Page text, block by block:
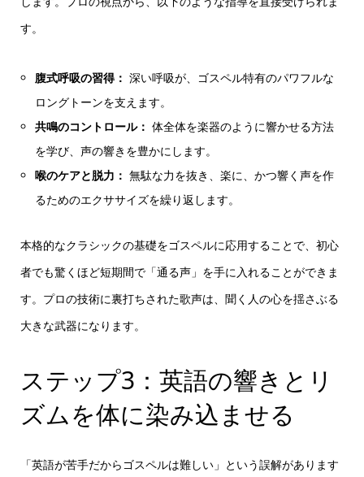
す。
腹式呼吸の習得： 深い呼吸が、ゴスペル特有のパワフルな
ロングトーンを支えます。
共鳴のコントロール： 体全体を楽器のように響かせる方法
を学び、声の響きを豊かにします。
喉のケアと脱力： 無駄な力を抜き、楽に、かつ響く声を作
るためのエクササイズを繰り返します。
本格的なクラシックの基礎をゴスペルに応用することで、初心
者でも驚くほど短期間で「通る声」を手に入れることができま
す。プロの技術に裏打ちされた歌声は、聞く人の心を揺さぶる
大きな武器になります。
ステップ3：英語の響きとリ
ズムを体に染み込ませる
「英語が苦手だからゴスペルは難しい」という誤解があります